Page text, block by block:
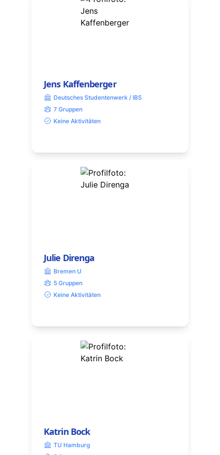
Jens Kaffenberger
Deutsches Studentenwerk / IBS
7 Gruppen
Keine Aktivitäten
Julie Direnga
Bremen U
5 Gruppen
Keine Aktivitäten
Katrin Bock
TU Hamburg